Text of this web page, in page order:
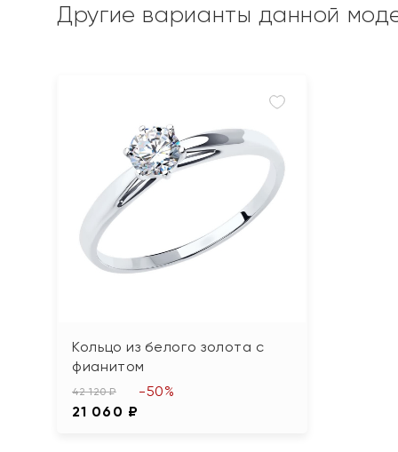
Другие варианты данной
Кольцо из белого золота с
фианитом
42 120 ₽
21 060 ₽
-50%